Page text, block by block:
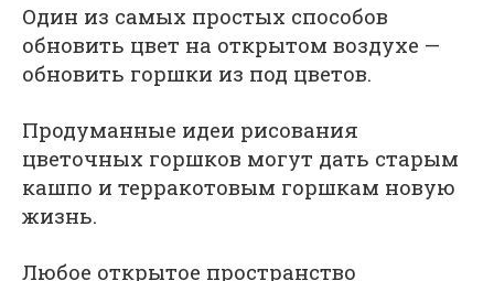
Один из самых простых способов
обновить цвет на открытом воздухе —
обновить горшки из под цветов.
Продуманные идеи рисования
цветочных горшков могут дать старым
кашпо и терракотовым горшкам новую
жизнь.
Любое открытое пространство